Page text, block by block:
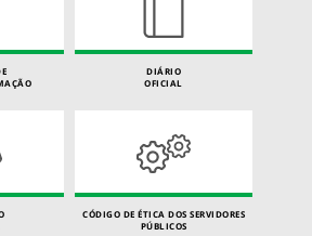
DIÁRIO
OFICIAL
CÓDIGO DE ÉTICA DOS SERVIDORES
PÚBLICOS